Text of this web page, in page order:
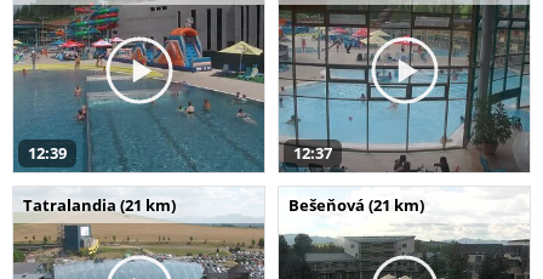
12:39 12:37
Tatralandia (21 km) Bešeňová (21 km)